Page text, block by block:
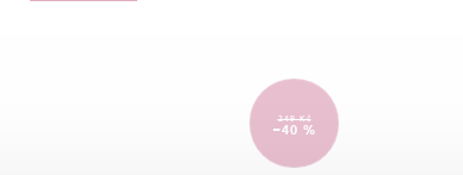
249 Kč
–40 %